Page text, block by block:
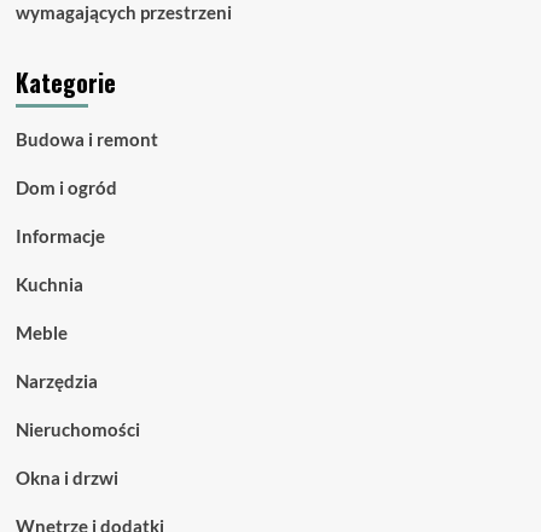
wymagających przestrzeni
Kategorie
Budowa i remont
Dom i ogród
Informacje
Kuchnia
Meble
Narzędzia
Nieruchomości
Okna i drzwi
Wnętrze i dodatki